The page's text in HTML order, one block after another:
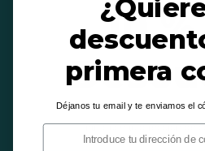
10
primera
Déjanos tu email y te enviamos el
i